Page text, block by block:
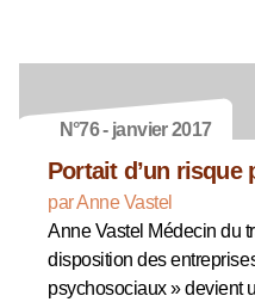
N°76 - janvier 2017
Portait d’un risque
par Anne Vastel
Anne Vastel Médecin du
disposition des
psychosociaux » devient